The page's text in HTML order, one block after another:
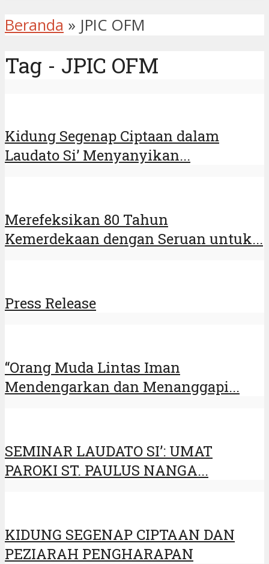
Beranda » JPIC OFM
Tag - JPIC OFM
Kidung Segenap Ciptaan dalam
Laudato Si’ Menyanyikan...
Merefeksikan 80 Tahun
Kemerdekaan dengan Seruan untuk...
Press Release
“Orang Muda Lintas Iman
Mendengarkan dan Menanggapi...
SEMINAR LAUDATO SI’: UMAT
PAROKI ST. PAULUS NANGA...
KIDUNG SEGENAP CIPTAAN DAN
PEZIARAH PENGHARAPAN